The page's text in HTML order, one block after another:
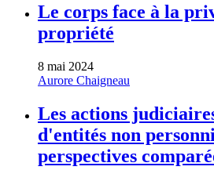
Le corps face à la
propriété
8 mai 2024
Aurore Chaigneau
Les actions
d'entités non
perspectives